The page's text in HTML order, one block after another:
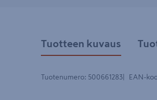
Tuotteen kuvaus
Tuotenumero: 500661283 EAN-